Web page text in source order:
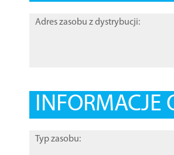
Adres zasobu z dystrybucji:
INFORMACJE
Typ zasobu: